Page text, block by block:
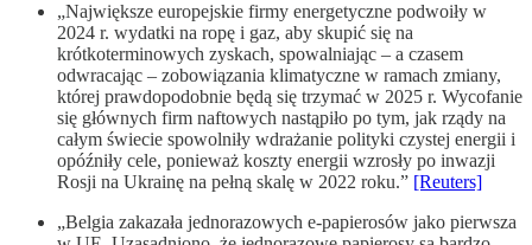
„Największe europejskie firmy energetyczne podwoiły w
2024 r. wydatki na ropę i gaz, aby skupić się na
krótkoterminowych zyskach, spowalniając – a czasem
odwracając – zobowiązania klimatyczne w ramach zmiany,
której prawdopodobnie będą się trzymać w 2025 r. Wycofanie
się głównych firm naftowych nastąpiło po tym, jak rządy na
całym świecie spowolniły wdrażanie polityki czystej energii i
opóźniły cele, ponieważ koszty energii wzrosły po inwazji
Rosji na Ukrainę na pełną skalę w 2022 roku.” [Reuters]
„Belgia zakazała jednorazowych e-papierosów jako pierwsza